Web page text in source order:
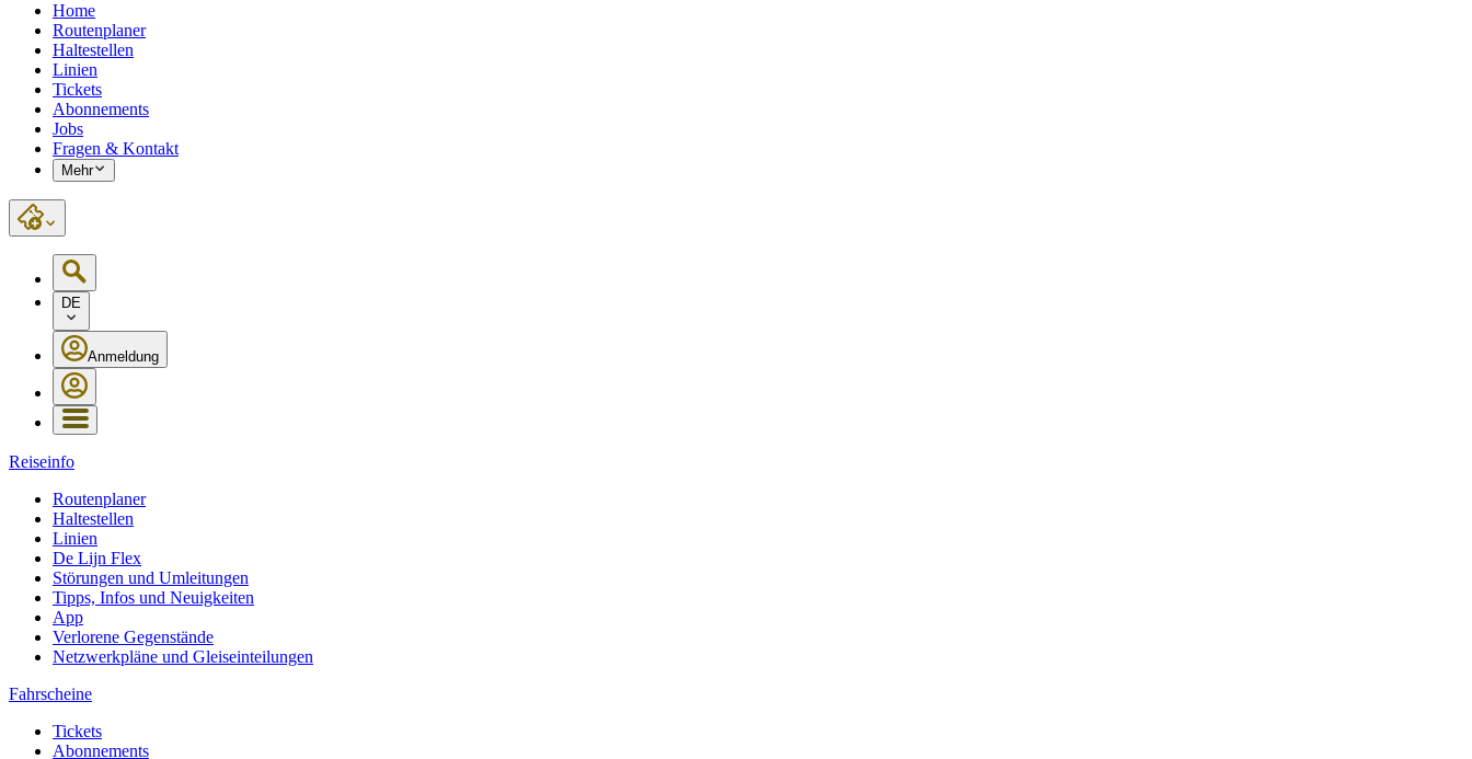
Home
Routenplaner
Haltestellen
Linien
Tickets
Abonnements
Jobs
Fragen & Kontakt
Mehr
DE
Anmeldung
Reiseinfo
Routenplaner
Haltestellen
Linien
De Lijn Flex
Störungen und Umleitungen
Tipps, Infos und Neuigkeiten
App
Verlorene Gegenstände
Netzwerkpläne und Gleiseinteilungen
Fahrscheine
Tickets
Abonnements